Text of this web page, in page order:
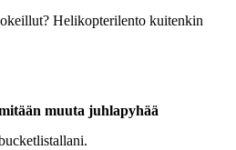
Helikopterilento kuitenkin
muuta juhlapyhää